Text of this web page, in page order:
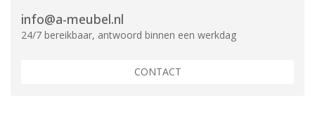
info@a-meubel.nl
24/7 bereikbaar, antwoord binnen een werkdag
CONTACT